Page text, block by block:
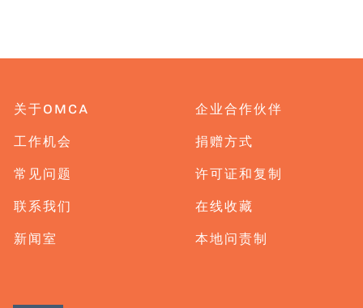
关于OMCA
工作机会
常见问题
联系我们
新闻室
企业合作伙伴
捐赠方式
许可证和复制
在线收藏
本地问责制